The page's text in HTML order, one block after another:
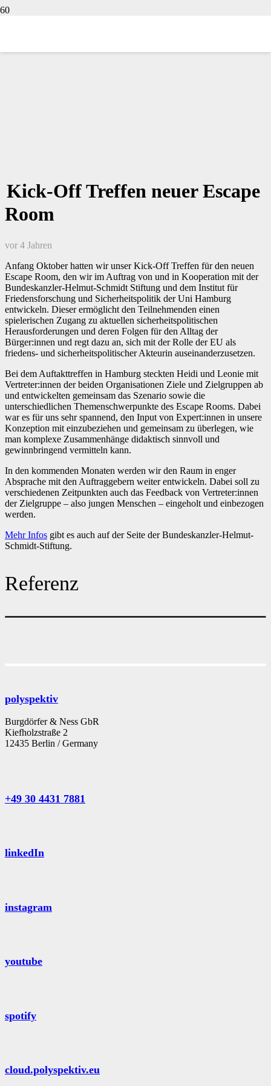
Kick-Off Treffen neuer Escape
Room
vor 4 Jahren
Anfang Oktober hatten wir unser Kick-Off Treffen für den neuen
Escape Room, den wir im Auftrag von und in Kooperation mit der
Bundeskanzler-Helmut-Schmidt Stiftung und dem Institut für
Friedensforschung und Sicherheitspolitik der Uni Hamburg
entwickeln. Dieser ermöglicht den Teilnehmenden einen
spielerischen Zugang zu aktuellen sicherheitspolitischen
Herausforderungen und deren Folgen für den Alltag der
Bürger:innen und regt dazu an, sich mit der Rolle der EU als
friedens- und sicherheitspolitischer Akteurin auseinanderzusetzen.
Bei dem Auftakttreffen in Hamburg steckten Heidi und Leonie mit
Vertreter:innen der beiden Organisationen Ziele und Zielgruppen ab
und entwickelten gemeinsam das Szenario sowie die
unterschiedlichen Themenschwerpunkte des Escape Rooms. Dabei
war es für uns sehr spannend, den Input von Expert:innen in unsere
Konzeption mit einzubeziehen und gemeinsam zu überlegen, wie
man komplexe Zusammenhänge didaktisch sinnvoll und
gewinnbringend vermitteln kann.
In den kommenden Monaten werden wir den Raum in enger
Absprache mit den Auftraggebern weiter entwickeln. Dabei soll zu
verschiedenen Zeitpunkten auch das Feedback von Vertreter:innen
der Zielgruppe – also jungen Menschen – eingeholt und einbezogen
werden.
Mehr Infos gibt es auch auf der Seite der Bundeskanzler-Helmut-
Schmidt-Stiftung.
Referenz
polyspektiv
Burgdörfer & Ness GbR
Kiefholzstraße 2
12435 Berlin / Germany
+49 30 4431 7881
linkedIn
instagram
youtube
spotify
cloud.polyspektiv.eu